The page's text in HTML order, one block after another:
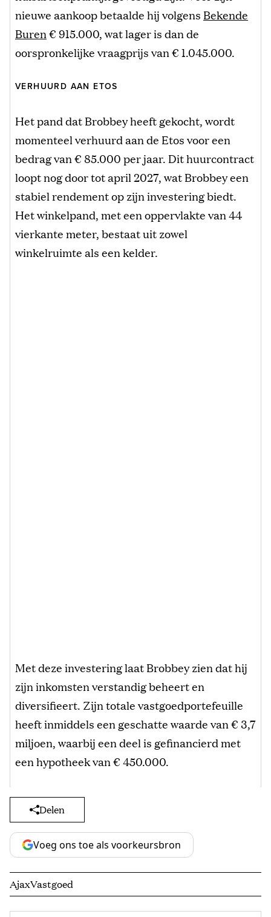
nieuwe aankoop betaalde hij volgens Bekende
Buren€ 915.000, wat lager is dan de
oorspronkelijke vraagprijs van € 1.045.000.
VERHUURD AAN ETOS
Het pand dat Brobbey heeft gekocht, wordt
momenteel verhuurd aan de Etos voor een
bedrag van € 85.000 per jaar. Dit huurcontract
loopt nog door tot april 2027, wat Brobbey een
stabiel rendement op zijn investering biedt.
Het winkelpand, met een oppervlakte van 44
vierkante meter, bestaat uit zowel
winkelruimte als een kelder.
Met deze investering laat Brobbey zien dat hij
zijn inkomsten verstandig beheert en
diversifieert. Zijn totale vastgoedportefeuille
heeft inmiddels een geschatte waarde van € 3,7
miljoen, waarbij een deel is gefinancierd met
een hypotheek van € 450.000.
Delen
Voeg ons toe als voorkeursbron
AjaxVastgoed